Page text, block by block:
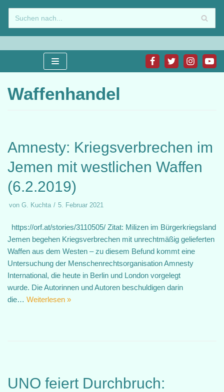
Zum
Inhalt
springen
Waffenhandel
Amnesty: Kriegsverbrechen im
Jemen mit westlichen Waffen
(6.2.2019)
von G. Kuchta 5. Februar 2021
https://orf.at/stories/3110505/ Zitat: Milizen im Bürgerkriegsland
Jemen begehen Kriegsverbrechen mit unrechtmäßig gelieferten
Waffen aus dem Westen – zu diesem Befund kommt eine
Untersuchung der Menschenrechtsorganisation Amnesty
International, die heute in Berlin und London vorgelegt
wurde. Die Autorinnen und Autoren beschuldigen darin
die… Weiterlesen »
UNO feiert Durchbruch: